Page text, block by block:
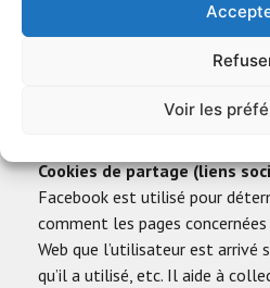
Voir les
utilisés à des fins publicitaires
la personnalisation des
publicitaires et la création
Cookies de partage (liens
Facebook est utilisé pour
comment les pages
Web que l’utilisateur est arrivé
qu’il a utilisé, etc. Il aide à